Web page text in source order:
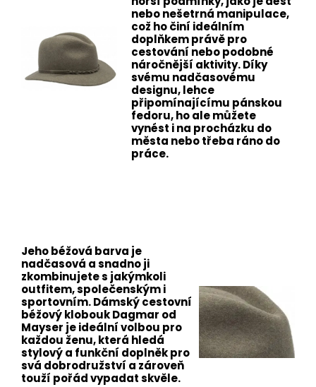
nebo nešetrná manipulace,
což ho činí ideálním
doplňkem právě pro
cestování nebo podobné
náročnější aktivity. Díky
svému nadčasovému
designu, lehce
připomínajícímu pánskou
fedoru, ho ale můžete
vynést i na procházku do
města nebo třeba ráno do
práce.
Jeho béžová barva je
nadčasová a snadno ji
zkombinujete s jakýmkoli
outfitem, společenským i
sportovním. Dámský cestovní
béžový klobouk Dagmar od
Mayser je ideální volbou pro
každou ženu, která hledá
stylový a funkční doplněk pro
svá dobrodružství a zároveň
touží pořád vypadat skvěle.